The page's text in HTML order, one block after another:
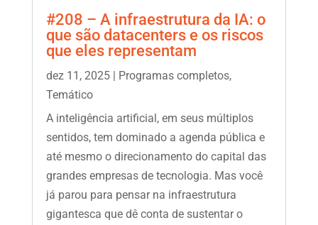
#208 – A infraestrutura da IA: o
que são datacenters e os riscos
que eles representam
dez 11, 2025| Programas completos,
Temático
A inteligência artificial, em seus múltiplos
sentidos, tem dominado a agenda pública e
até mesmo o direcionamento do capital das
grandes empresas de tecnologia. Mas você
já parou para pensar na infraestrutura
gigantesca que dê conta de sustentar o